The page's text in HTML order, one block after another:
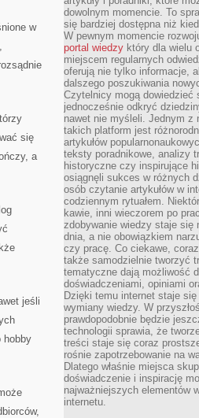
w
się
a
jeśli
hobby
dowolnym momencie. To
się bardziej dostępna niż
W pewnym momencie
portal wiedzy który dla wielu
miejscem regularnych
oferują nie tylko informacje,
dalszego poszukiwania
Czytelnicy mogą dowiedzieć
jednocześnie odkryć
nawet nie myśleli. Jednym z
takich platform jest
artykułów
teksty poradnikowe, analizy
historyczne czy inspirujące
osiągnęli sukces w różnych
osób czytanie artykułów w
codziennym rytuałem.
kawie, inni wieczorem po
zdobywanie wiedzy staje się
dnia, a nie obowiązkiem
czy pracę. Co ciekawe,
także samodzielnie tworzyć
tematyczne dają możliwość
doświadczeniami, opiniami
Dzięki temu internet staje
wymiany wiedzy. W
prawdopodobnie będzie
technologii sprawia, że
treści staje się coraz
rośnie zapotrzebowanie na
Dlatego właśnie miejsca
doświadczenie i inspirację
najważniejszych elementów
internetu.